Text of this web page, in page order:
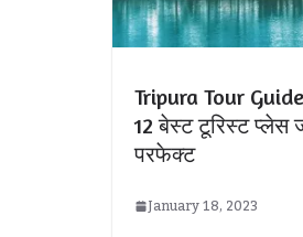
Tripura Tour
12 बेस्ट टूरिस्ट
परफेक्ट
January 18, 2023